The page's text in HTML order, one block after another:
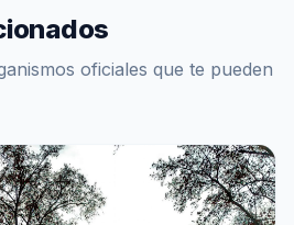
oficiales que te pueden